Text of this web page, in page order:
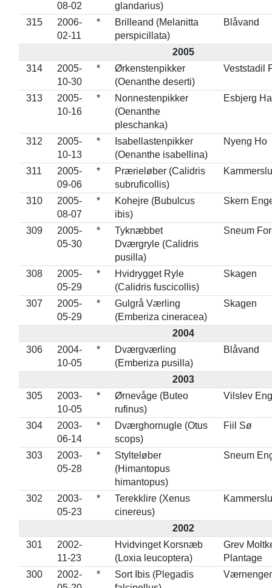
08-02
glandarius)
315
2006-
02-11
*
Brilleand (Melanitta
perspicillata)
Blåvand
2005
314
2005-
10-30
*
Ørkenstenpikker
(Oenanthe deserti)
Veststadil
313
2005-
10-16
*
Nonnestenpikker
(Oenanthe
pleschanka)
Esbjerg
312
2005-
10-13
*
Isabellastenpikker
(Oenanthe isabellina)
Nyeng Ho
311
2005-
09-06
*
Prærieløber (Calidris
subruficollis)
310
2005-
08-07
*
Kohejre (Bubulcus
ibis)
Skern
309
2005-
05-30
*
Tyknæbbet
Dværgryle (Calidris
pusilla)
Sneum
308
2005-
05-29
*
Hvidrygget Ryle
(Calidris fuscicollis)
Skagen
307
2005-
05-29
*
Gulgrå Værling
(Emberiza cineracea)
Skagen
2004
306
2004-
10-05
*
Dværgværling
(Emberiza pusilla)
Blåvand
2003
305
2003-
10-05
*
Ørnevåge (Buteo
rufinus)
Vilslev
304
2003-
06-14
*
Dværghornugle (Otus
scops)
Fiil Sø
303
2003-
05-28
*
Stylteløber
(Himantopus
himantopus)
Sneum
302
2003-
05-23
*
Terekklire (Xenus
cinereus)
2002
301
2002-
11-23
Hvidvinget Korsnæb
(Loxia leucoptera)
Grev
Plantage
300
2002-
*
Sort Ibis (Plegadis